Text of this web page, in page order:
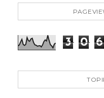
3 0 6